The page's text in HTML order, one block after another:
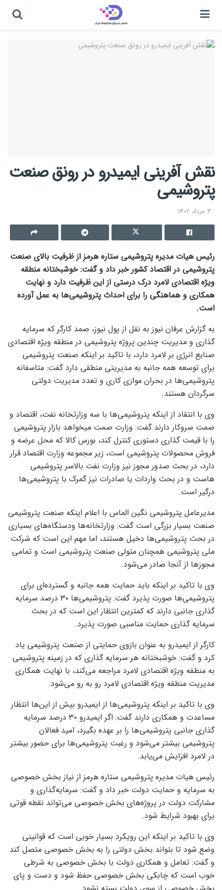
نقش آفرینی ایمیدرو در رونق صنعت
پتروشیمی
3 مرداد 1402
رئیس هیات مدیره پتروشیمی ستاره هرمز از ظرفیت بالای صنعت
پتروشیمی در اقتصاد کشور خبر داد و گفت: خوشبختانه منطقه
ویژه اقتصادی لامرد درک درستی از این ظرفیت دارد و نهایت
همکاری و هماهنگی را برای احداث پتروشیمی‌ها به عمل آورده
است.
به گزارش عرفان نیوز به نقل از پول نیوز، صمد کارگر که سرمایه
گذاری و مدیریت چندین پروژه پتروشیمی در منطقه ویژه اقتصادی
صنایع انرژی بر لامرد دارد، با تاکید بر اینکه صنعت پتروشیمی
برای توسعه همه جانبه به مدیریتی منطقی دارد گفت: متاسفانه
پتروشیمی‌ها در بحران موازی کاری و تعدد مدیریت دولتی
سرگردان هستند.
وی با انتقاد از اینکه پتروشیمی‌ها با سه وزارتخانه نفت، اقتصاد و
صمت سروکار دارند گفت: وزارت صمت میخواهد بازار پتروشیمی
را با قیمت گذاری دستوری کنترل کند، بورس کالا که محل عرضه و
فروش محصولات پتروشیمی است، زیر مجموعه وزارت اقتصاد قرار
دارد، در بحث صدور مجوز نیز وزارت نفت بالاسر پتروشیمی
هاست و در بحث واردات یا صادرات نیز گمرک با پتروشیمی‌ها
درگیر است.
مدیرعامل پتروشیمی نگین الماس با اعلام اینکه صنعت پتروشیمی
صنعت بسیار بزرگی است گفت: وزارتخانه‌ها ودستگاه‌های بسیاری
در بحث پتروشیمی‌ها دخیل هستند، اما مهم این است که شرکت
ملی پتروشیمی همچنان متولی صنعت پتروشیمی است و تمامی
مجوز‌ها از آنجا صادر می‌شود.
وی با تاکید بر اینکه باید حمایت همه جانبه و گسترده‌ای برای
پتروشیمی‌ها صورت پذیرد گفت: پتروشیمی‌ها ۳۰ درصد سرمایه
گذاری جانبی دارند که کمترین انتظار این است که در بحث
سرمایه گذاری حمایت مناسبی صورت پذیرد.
کارگر از ایمیدرو به عنوان بازوی حمایتی از صنعت پتروشیمی یاد
کرد و گفت: خوشبختانه هر سرمایه گذاری که در زمینه پتروشیمی
به منطقه ویژه اقتصادی لامرد مراجعه می‌کند، با نهایت همکاری
مدیریت منطقه ویژه اقتصادی لامرد رو به رو می‌شود.
وی با تاکید بر اینکه پتروشیمی‌ها از ایمیدرو بیش از این‌ها انتظار
مساعدت و همکاری دارند گفت: اگر ایمیدرو ۳۰ درصد سرمایه
گذاری جانبی پتروشیمی‌ها را بر عهده بگیرد، امید فعالان
پتروشیمی بیشتر می‌شود و رغبت پتروشیمی‌ها برای حضور بیشتر
در لامرد افزایش می‌یابد.
رئیس هیات مدیره پتروشیمی ستاره هرمز از نیاز بخش خصوصی
به سرمایه و حمایت دولت خبر داد و گفت: سرمایه‌گذاری و
مشارکت دولت در پروژه‌های بخش خصوصی می‌تواند نقطه قوتی
برای بهبود شرایط شود.
وی با تاکید بر اینکه این رویکرد بسیار خوبی است که قوانینی
وضع شود تا بتواند بخش دولتی را به بخش خصوصی متصل کند
و گفت: تعامل و همکاری دولت با بخش خصوصی به شرطی
خوب است که چابکی بخش خصوصی حفظ شود و دست و پای